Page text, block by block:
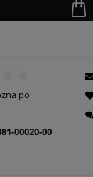
po
00020-00